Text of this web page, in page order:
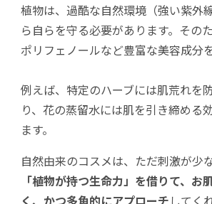
植物は、過酷な自然環境（強い紫外
ら自らを守る必要があります。その
ポリフェノールなど豊富な美容成分
例えば、特定のハーブには肌荒れを
り、花の蒸留水には肌を引き締める
ます。
自然由来のコスメは、ただ刺激が少
「植物が持つ生命力」を借りて、お
く、かつ多角的にアプローチ してく